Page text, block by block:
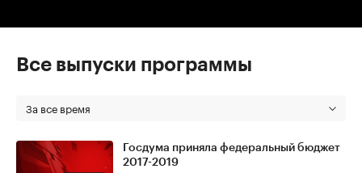
Все выпуски программы
За все время
Госдума приняла федеральный бюджет
2017-2019